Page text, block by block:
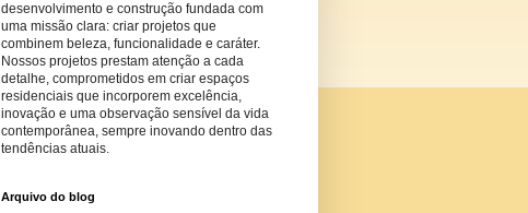
desenvolvimento e construção fundada com
uma missão clara: criar projetos que
combinem beleza, funcionalidade e caráter.
Nossos projetos prestam atenção a cada
detalhe, comprometidos em criar espaços
residenciais que incorporem excelência,
inovação e uma observação sensível da vida
contemporânea, sempre inovando dentro das
tendências atuais.
Arquivo do blog